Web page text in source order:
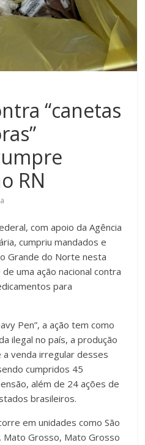
“canetas
RN
com apoio da Agência
cumpriu mandados e
Grande do Norte nesta
uma ação nacional contra
para
Pen”, a ação tem como
ilegal no país, a produção
a venda irregular desses
cumpridos 45
além de 24 ações de
brasileiros.
em unidades como São
Mato Grosso, Mato Grosso